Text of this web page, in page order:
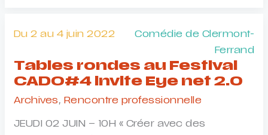
lumières
2022
Du 2 au 4 juin 2022
Comédie de Clermont-
Ferrand
Tables rondes au Festival
CADO#4 invite Eye net 2.0
Archives , Rencontre professionnelle
JEUDI 02 JUIN – 10H « Créer avec des